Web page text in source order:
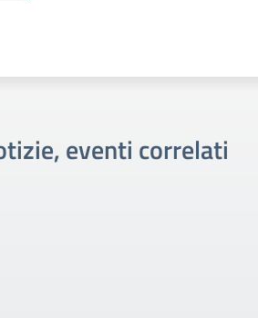
eventi correlati